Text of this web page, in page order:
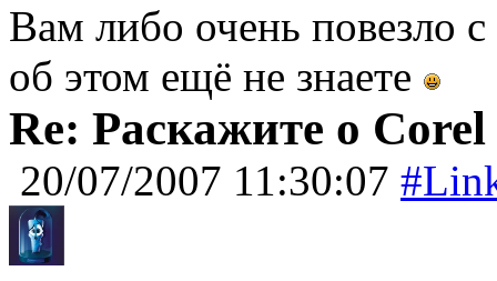
Вам либо очень повезло
об этом ещё не знаете
Re: Раскажите о
20/07/2007 11:30:07